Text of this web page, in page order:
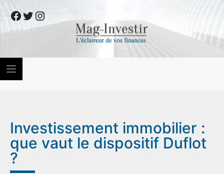
to
content
Facebook
Twitter
Instagram
Investissement immobilier :
que vaut le dispositif Duflot
?